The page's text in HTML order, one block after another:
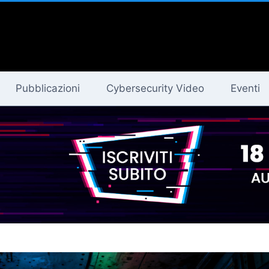
Pubblicazioni Cybersecurity Video Eventi